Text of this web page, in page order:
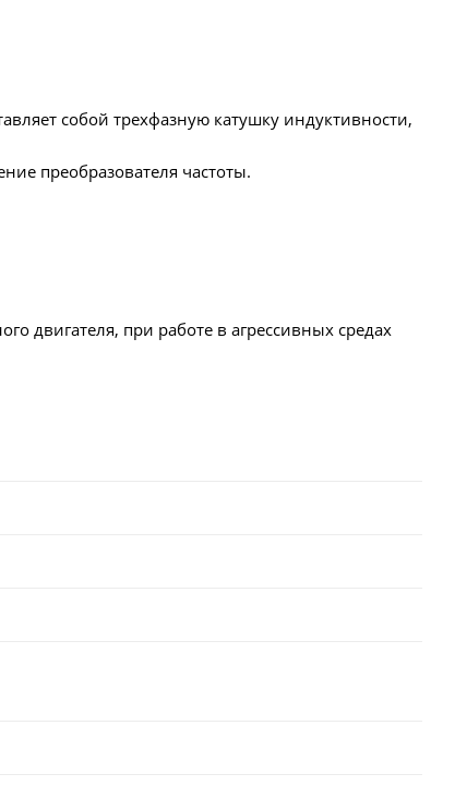
собой трехфазную катушку индуктивности,
преобразователя частоты.
двигателя, при работе в агрессивных средах